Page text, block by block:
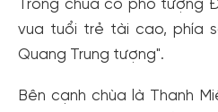
Trong chùa có pho tượng
vua tuổi trẻ tài cao, phía
Quang Trung tượng".
Bên cạnh chùa là Thanh